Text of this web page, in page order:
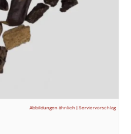
Abbildungen ähnlich | Serviervorschlag